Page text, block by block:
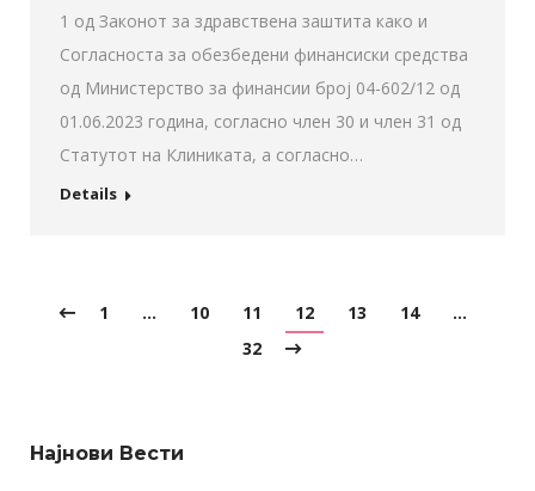
1 од Законот за здравствена заштита како и
Согласноста за oбезбедени финансиски средства
од Министерство за финансии број 04-602/12 од
01.06.2023 година, согласно член 30 и член 31 од
Статутот на Клиниката, a согласно…
Details
1 … 10 11 12 13 14
…
32
Најнови Вести